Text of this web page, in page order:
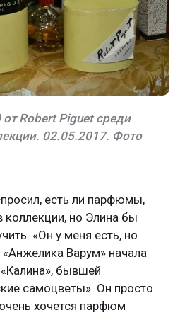
Robert Piguet среди
02.05.2017. Фото
есть ли парфюмы,
коллекции, но Элина бы
«Он у меня есть, но
Варум» начала
бывшей
самоцветы». Он просто
хочется парфюм